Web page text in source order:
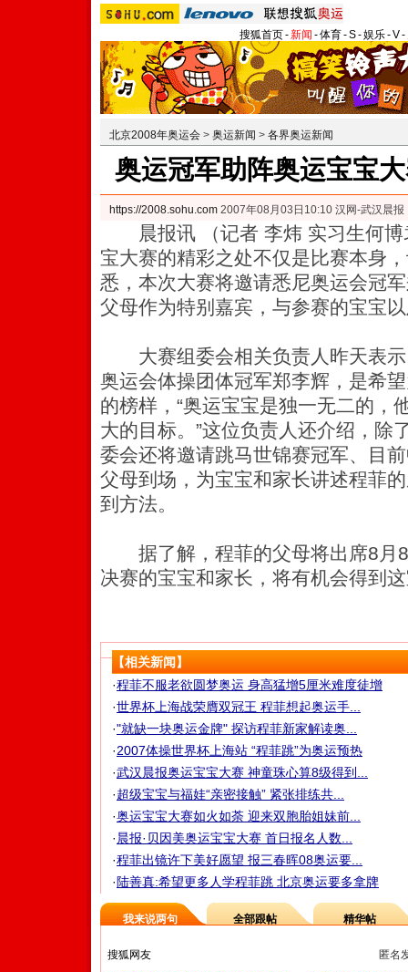
搜狐首页-新闻 -体育-S-娱乐-V-
北京2008年奥运会 > 奥运新闻 > 各界奥运新闻
奥运冠军助阵奥运宝宝
https://2008.sohu.com 2007年08月03日10:10 汉网-武汉晨报
晨报讯 （记者 李炜 实习生何博
宝大赛的精彩之处不仅是比赛本身
悉，本次大赛将邀请悉尼奥运会冠
父母作为特别嘉宾，与参赛的宝宝
大赛组委会相关负责人昨天表示
奥运会体操团体冠军郑李辉，是希
的榜样，“奥运宝宝是独一无二的，
大的目标。”这位负责人还介绍，除
委会还将邀请跳马世锦赛冠军、目
父母到场，为宝宝和家长讲述程菲
到方法。
据了解，程菲的父母将出席8月8
决赛的宝宝和家长，将有机会得到
【相关新闻】
·程菲不服老欲圆梦奥运 身高猛增5厘米难度徒增
·世界杯上海战荣膺双冠王 程菲想起奥运手...
·"就缺一块奥运金牌" 探访程菲新家解读奥...
·2007体操世界杯上海站 “程菲跳”为奥运预热
·武汉晨报奥运宝宝大赛 神童珠心算8级得到...
·超级宝宝与福娃“亲密接触” 紧张排练共...
·奥运宝宝大赛如火如荼 迎来双胞胎姐妹前...
· 晨报·贝因美奥运宝宝大赛 首日报名人数...
·程菲出镜许下美好愿望 报三春晖08奥运要...
· 陆善真:希望更多人学程菲跳 北京奥运要多拿牌
我来说两句 全部跟帖 精华帖
匿名